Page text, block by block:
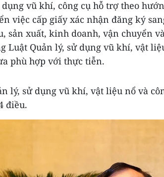
dụng vũ khí, công cụ hỗ trợ theo
việc cấp giấy xác nhận đăng ký
sản xuất, kinh doanh, vận chuyển
Luật Quản lý, sử dụng vũ khí, vật
phù hợp với thực tiễn.
lý, sử dụng vũ khí, vật liệu nổ và
điều.